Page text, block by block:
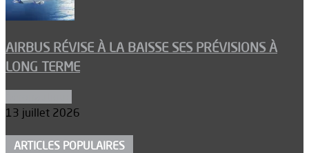
AIRBUS RÉVISE À LA BAISSE SES PRÉVISIONS À
LONG TERME
13 juillet 2026
ARTICLES POPULAIRES